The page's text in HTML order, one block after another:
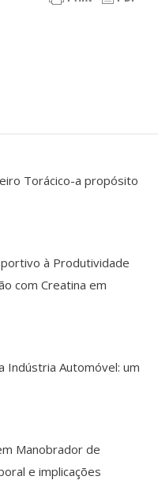
Torácico-a propósito
à Produtividade
com Creatina em
Indústria Automóvel: um
Manobrador de
e implicações